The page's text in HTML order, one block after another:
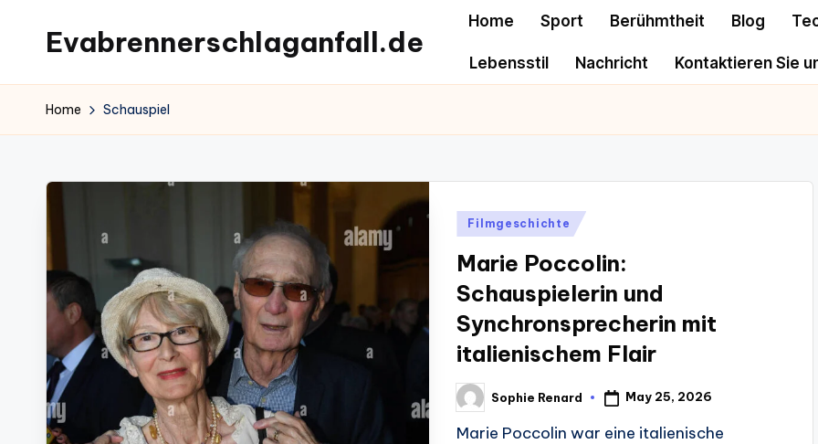
content
Evabrennerschlaganfall.de
Home Sport Berühmtheit Blog
Lebensstil Nachricht Kontaktieren Sie
Home Schauspiel
Posted
Filmgeschichte
Marie Poccolin:
Schauspielerin und
Synchronsprecherin mit
italienischem Flair
Posted
by
Sophie Renard May 25, 2026
Marie Poccolin war eine italienische